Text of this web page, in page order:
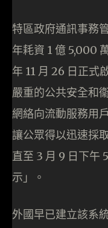
特區政府通訊事務
年耗資 1 億 5,000
年 11 月 26 日正式
嚴重的公共安全和
網絡向流動服務用
讓公眾得以迅速採
直至 3 月 9 日下午
示」。
外國早已建立該系